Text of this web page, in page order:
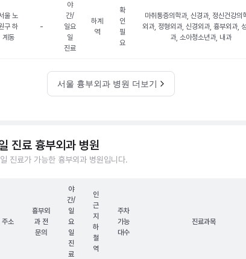
울 노
구 하
계동
-
야
간/
일요
일
진료
하계
역
확
인
필
요
마취통증의학과, 신경과, 정신건강의
외과, 정형외과, 신경외과, 흉부외과,
과, 소아청소년과, 내과
서울 흉부외과 병원 더보기
진료 흉부외과 병원
진료가 가능한 흉부외과 병원입니다.
주소
흉부외
과 전
문의
야
간/
일
요
일
진
료
인
근
지
하
철
역
주차
가능
대수
진료과목